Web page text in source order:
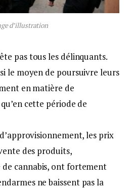
d’illustration
pas tous les délinquants.
le moyen de poursuivre leurs
en matière de
cette période de
les prix
des produits,
cannabis, ont fortement
ne baissent pas la